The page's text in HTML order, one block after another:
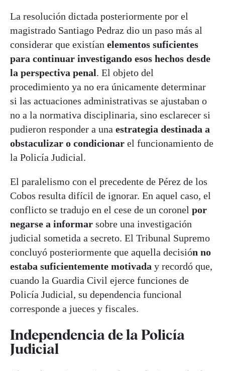
La resolución dictada posteriormente por el
magistrado Santiago Pedraz dio un paso más al
considerar que existían elementos suficientes
para continuar investigando esos hechos desde
la perspectiva penal. El objeto del
procedimiento ya no era únicamente determinar
si las actuaciones administrativas se ajustaban o
no a la normativa disciplinaria, sino esclarecer si
pudieron responder a una estrategia destinada a
obstaculizar o condicionar el funcionamiento de
la Policía Judicial.
El paralelismo con el precedente de Pérez de los
Cobos resulta difícil de ignorar. En aquel caso, el
conflicto se tradujo en el cese de un coronel por
negarse a informar sobre una investigación
judicial sometida a secreto. El Tribunal Supremo
concluyó posteriormente que aquella decisión no
estaba suficientemente motivada y recordó que,
cuando la Guardia Civil ejerce funciones de
Policía Judicial, su dependencia funcional
corresponde a jueces y fiscales.
Independencia de la Policía
Judicial